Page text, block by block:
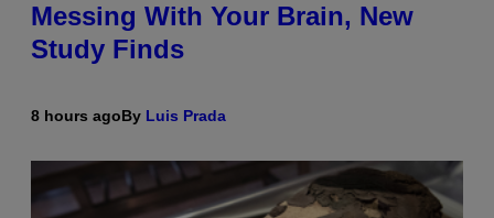
Messing With Your Brain, New
Study Finds
8 hours agoBy Luis Prada